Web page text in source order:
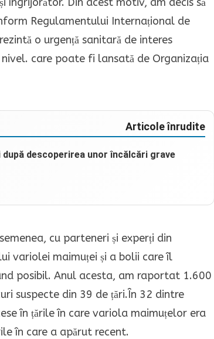
Regulamentului Internațional de
o urgență sanitară de interes
care poate fi lansată de Organizația
Articole înrudite
descoperirea unor încălcări grave
cu parteneri și experți din
variolei maimuței și a bolii care îl
posibil. Anul acesta, am raportat 1.600
suspecte din 39 de țări.În 32 dintre
în țările în care variola maimuțelor era
în care a apărut recent.